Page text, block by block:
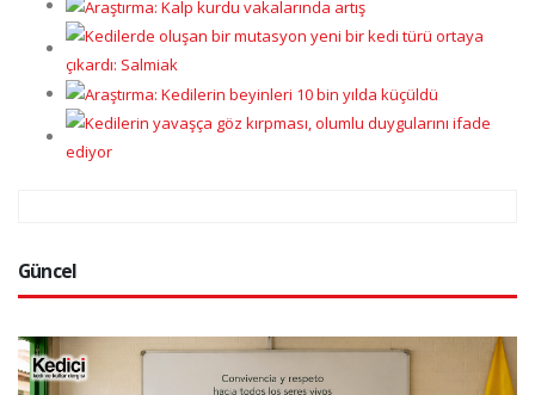
Güncel